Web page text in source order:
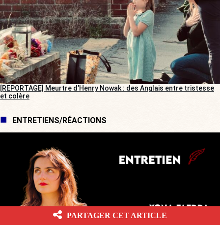
[REPORTAGE] Meurtre d’Henry Nowak : des Anglais entre tristesse
et colère
ENTRETIENS/RÉACTIONS
PARTAGER CET ARTICLE